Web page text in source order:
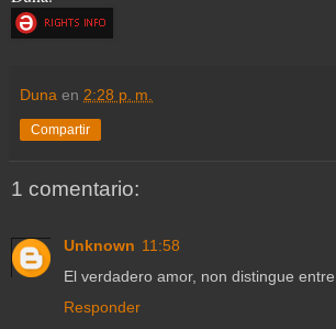
Duna en 2:28 p. m.
Compartir
1 comentario:
Unknown 11:58
El verdadero amor, non distingue
Responder